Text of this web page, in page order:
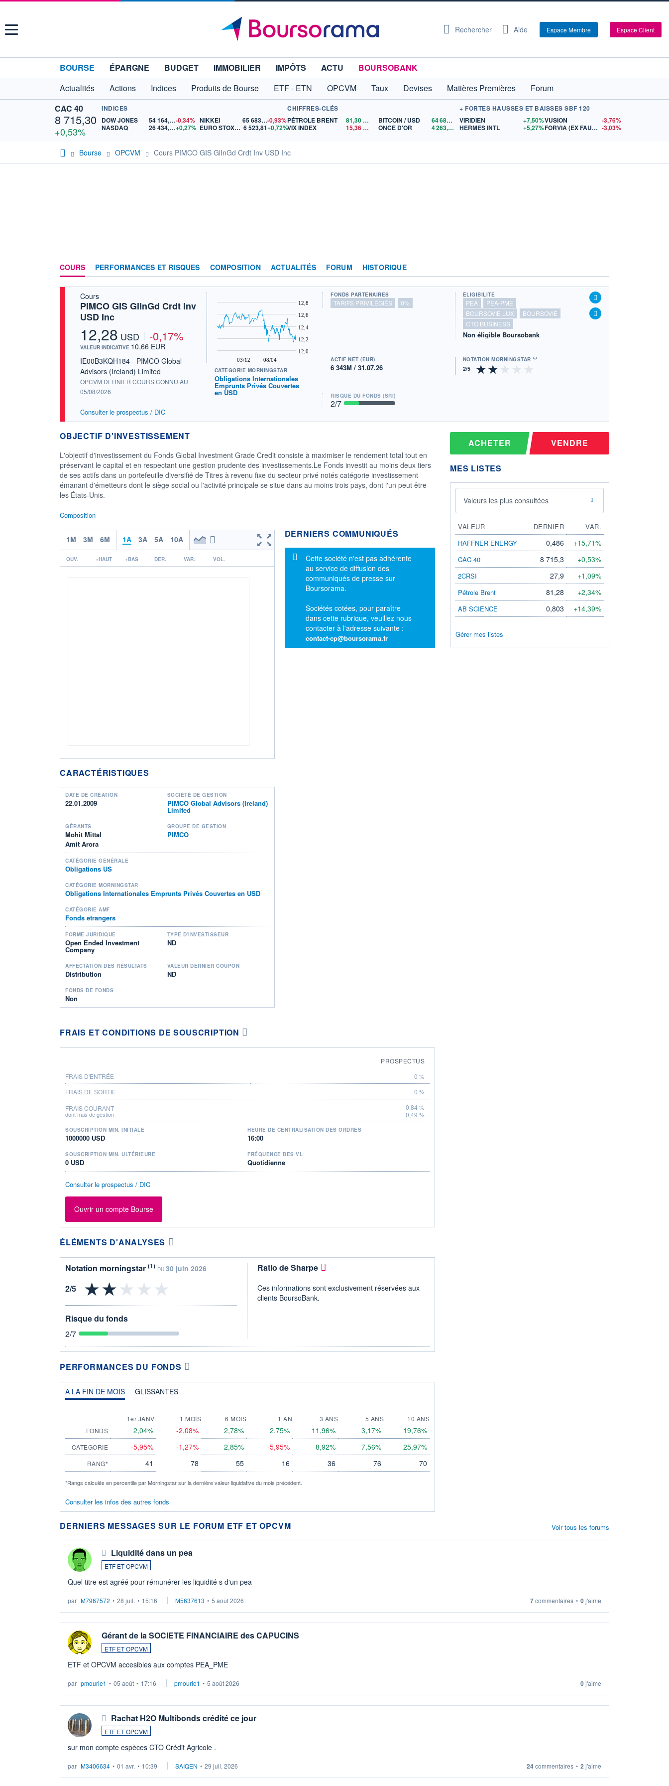
Menu Rechercher Aide Espace Membre Espace Client
BOURSE ÉPARGNE BUDGET IMMOBILIER IMPÔTS ACTU
BOURSOBANK
Actualités
Actions Indices Produits de Bourse ETF - ETN OPCVM Taux Devises Matières Premières
Forum
CAC 40
8 715,30
+0,53%
INDICES
DOW JONES
54 164,70-0,34%
NASDAQ
26 434,44+0,27%
NIKKEI 65 683,26-0,93%
EURO STOXX 50 6 523,81+0,72%
CHIFFRES-CLÉS
PÉTROLE BRENT
81,30$US
VIX INDEX
15,36$US
BITCOIN / USD 64 683,44
$US
ONCE D'OR
4 263,56 $US
+ FORTES HAUSSES ET BAISSES SBF 120
VIRIDIEN
+7,50%
HERMES INTL
+5,27%
VUSION
-3,76%
FORVIA (EX FAURECIA) -3,03%
Bourse OPCVM Cours PIMCO GIS GlInGd Crdt Inv USD Inc
COURS PERFORMANCES ET RISQUES COMPOSITION ACTUALITÉS FORUM HISTORIQUE
Cours
PIMCO GIS GlInGd Crdt Inv
USD Inc
12,28 USD -0,17%
VALEUR INDICATIVE 10,66 EUR
IE00B3KQH184 - PIMCO Global
Advisors (Ireland) Limited
OPCVM DERNIER COURS CONNU AU
05/08/2026
Consulter le prospectus / DIC
03/12 08/04
12,0
12,2
12,4
12,6
12,8
CATÉGORIE MORNINGSTAR
Obligations Internationales
Emprunts Privés Couvertes
en USD
FONDS PARTENAIRES
TARIFS PRIVILÉGIÉS 0%
ÉLIGIBILITÉ
PEA
PEA-PME
BOURSOVIE LUX
BOURSOVIE
CTO BUSINESS
Non éligible Boursobank
ACTIF NET (EUR)
6 343M / 31.07.26
NOTATION MORNINGSTAR ⁽¹⁾
RISQUE DU FONDS (SRI)
2/7
OBJECTIF D'INVESTISSEMENT
L'objectif d'investissement du Fonds Global Investment Grade Credit consiste à maximiser le rendement total tout en
préservant le capital et en respectant une gestion prudente des investissements.Le Fonds investit au moins deux tiers
de ses actifs dans un portefeuille diversifié de Titres à revenu fixe du secteur privé notés catégorie investissement
émanant d'émetteurs dont le siège social ou l'activité principale se situe dans au moins trois pays, dont l'un peut être
les États-Unis.
Composition
1M 3M 6M 1A 3A 5A 10A
OUV. +HAUT +BAS DER. VAR. VOL.
CARACTÉRISTIQUES
DATE DE CRÉATION
22.01.2009
SOCIÉTÉ DE GESTION
PIMCO Global Advisors (Ireland)
Limited
GÉRANTS
Mohit Mittal
Amit Arora
GROUPE DE GESTION
PIMCO
CATÉGORIE GÉNÉRALE
Obligations US
CATÉGORIE MORNINGSTAR
Obligations Internationales Emprunts Privés Couvertes en USD
CATÉGORIE AMF
Fonds etrangers
FORME JURIDIQUE
Open Ended Investment
Company
TYPE D'INVESTISSEUR
ND
AFFECTATION DES RÉSULTATS
Distribution
VALEUR DERNIER COUPON
ND
FONDS DE FONDS
Non
DERNIERS COMMUNIQUÉS
Message d'information
Cette société n'est pas adhérente
au service de diffusion des
communiqués de presse sur
Boursorama.
Sociétés cotées, pour paraître
dans cette rubrique, veuillez nous
contacter à l'adresse suivante :
contact-cp@boursorama.fr
FRAIS ET CONDITIONS DE SOUSCRIPTION
PROSPECTUS
FRAIS D'ENTRÉE
0 %
FRAIS DE SORTIE
0 %
FRAIS COURANT
dont frais de gestion
0,84 %
0,49 %
SOUSCRIPTION MIN. INITIALE
1000000 USD
HEURE DE CENTRALISATION DES ORDRES
16:00
SOUSCRIPTION MIN. ULTÉRIEURE
0 USD
FRÉQUENCE DES VL
Quotidienne
Consulter le prospectus / DIC
Ouvrir un compte Bourse
ÉLÉMENTS D'ANALYSES
Notation morningstar (1) DU 30 juin 2026
Risque du fonds
2/7
Ratio de Sharpe
Ces informations sont exclusivement réservées aux
clients BoursoBank.
PERFORMANCES DU FONDS
A LA FIN DE MOIS GLISSANTES
1er JANV. 1 MOIS 6 MOIS 1 AN 3 ANS 5 ANS
10 ANS
FONDS
2,04% -2,08% 2,78% 2,75% 11,96% 3,17% 19,76%
CATEGORIE -5,95% -1,27% 2,85% -5,95% 8,92% 7,56% 25,97%
RANG* 41 78 55 16 36 76 70
*Rangs calculés en percentile par Morningstar sur la dernière valeur liquidative du mois précédent.
Consulter les infos des autres fonds
ACHETER VENDRE
MES LISTES
Valeurs les plus consultées
VALEUR DERNIER
VAR.
HAFFNER ENERGY
0,486 +15,71%
CAC 40 8 715,3 +0,53%
2CRSI 27,9 +1,09%
Pétrole Brent 81,28 +2,34%
AB SCIENCE 0,803 +14,39%
Gérer mes listes
DERNIERS MESSAGES SUR LE FORUM ETF ET OPCVM
Liquidité dans un pea
ETF ET OPCVM
Quel titre est agréé pour rémunérer les liquidité s d'un pea
par M7967572 • 28 juil. • 15:16 M5637613 • 5 août 2026 7commentaires • 0j'aime
Gérant de la SOCIETE FINANCIAIRE des CAPUCINS
ETF ET OPCVM
ETF et OPCVM accesibles aux comptes PEA_PME
par pmourie1 • 05 août • 17:16 pmourie1 • 5 août 2026 0j'aime
Rachat H2O Multibonds crédité ce jour
ETF ET OPCVM
sur mon compte espèces CTO Crédit Agricole .
par M3406634 • 01 avr. • 10:39 SAIQEN • 29 juil. 2026 24commentaires • 2 j'aime
Voir tous les forums